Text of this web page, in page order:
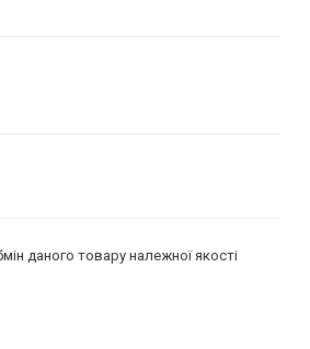
даного товару належної якості